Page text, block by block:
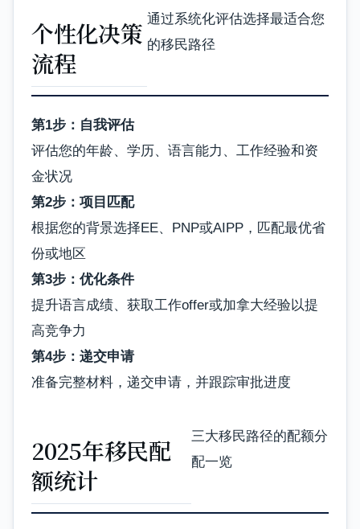
个性化决策
流程
通过系统化评估选择最适合您
的移民路径
第1步：自我评估
评估您的年龄、学历、语言能力、工作经验和资
金状况
第2步：项目匹配
根据您的背景选择EE、PNP或AIPP，匹配最优省
份或地区
第3步：优化条件
提升语言成绩、获取工作offer或加拿大经验以提
高竞争力
第4步：递交申请
准备完整材料，递交申请，并跟踪审批进度
2025年移民配
额统计
三大移民路径的配额分
配一览